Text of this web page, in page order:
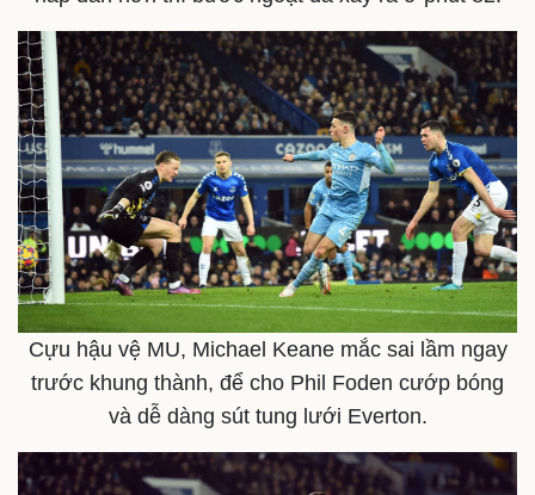
Vụ án
Tin nóng
Tư vấn luật
Vũ khí
Việt Nam
Phân tích
Cựu hậu vệ MU, Michael Keane mắc sai lầm ngay
trước khung thành, để cho Phil Foden cướp bóng
và dễ dàng sút tung lưới Everton.